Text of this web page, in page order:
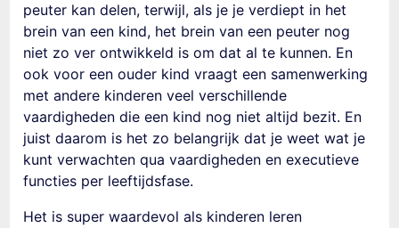
peuter kan delen, terwijl, als je je verdiept in het
brein van een kind, het brein van een peuter nog
niet zo ver ontwikkeld is om dat al te kunnen. En
ook voor een ouder kind vraagteen samenwerking
met andere kinderen veel verschillende
vaardigheden die een kind nog niet altijd bezit. En
juist daarom is het zo belangrijk dat je weet wat je
kunt verwachten qua vaardigheden en executieve
functies per leeftijdsfase.
Het is super waardevol als kinderen leren